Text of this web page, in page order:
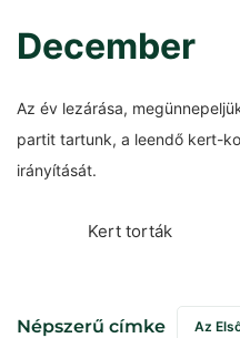
December
Az év lezárása,
partit tartunk, a leendő kert-
irányítását.
Kert torták
Népszerű címke Az